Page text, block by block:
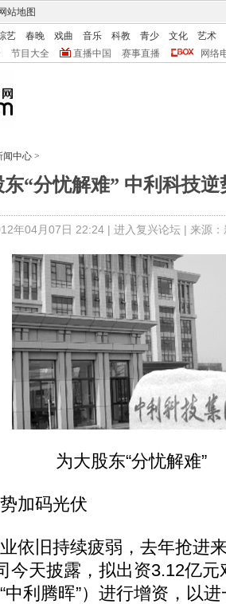
网站地图
艺 春晚 戏曲 音乐 科教 青少 文化
艺术
节目大全 直播中国 赛事直播 网络
闻中心 >
东“分忧解难” 中利科技
年04月07日 22:24 | 进入复兴论坛| 来源
为大股东“分忧解难”
加码光伏
旧持续疲弱，去年抢进
今天披露，拟出资3.12亿
中利腾晖”）进行增资，以